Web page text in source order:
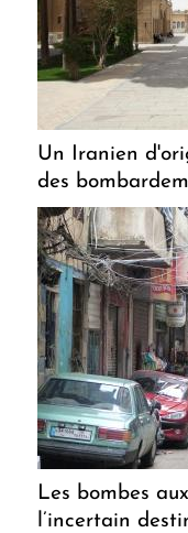
Un Iranien
des
Les bombes
l’incertain